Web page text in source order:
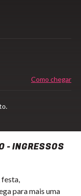
Como chegar
- INGRESSOS
festa,
para mais uma